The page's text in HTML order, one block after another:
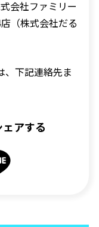
会社ファミリー
（株式会社だる
、下記連絡先ま
アする